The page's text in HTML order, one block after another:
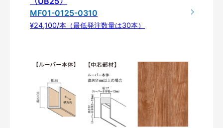
MF01-0125-0310
¥24,100/本（最低発注数量は30本）